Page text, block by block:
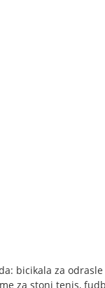
bicikala za
za stoni tenis,